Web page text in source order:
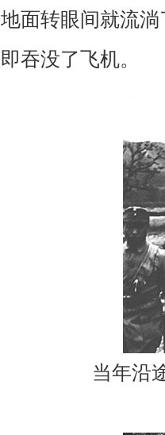
地面转眼间就流
即吞没了飞机。
当年沿